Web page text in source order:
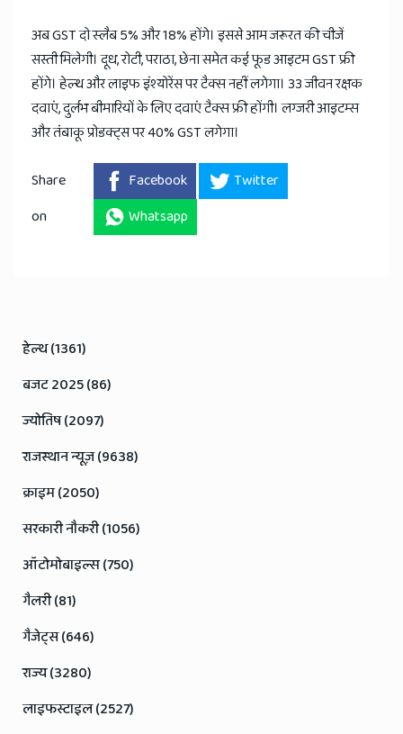
अब GST दो स्लैब 5% और 18% होंगे। इससे आम जरूरत की चीजें
सस्ती मिलेगी। दूध, रोटी, पराठा, छेना समेत कई फूड आइटम GST फ्री
होंगे। हेल्थ और लाइफ इंश्योरेंस पर टैक्स नहीं लगेगा। 33 जीवन रक्षक
दवाएं, दुर्लभ बीमारियों के लिए दवाएं टैक्स फ्री होंगी। लग्जरी आइटम्स
और तंबाकू प्रोडक्ट्स पर 40% GST लगेगा।
Share
on
Facebook
Twitter
Whatsapp
हेल्थ (1361)
बजट 2025 (86)
ज्योतिष (2097)
राजस्थान न्यूज़ (9638)
क्राइम (2050)
सरकारी नौकरी (1056)
ऑटोमोबाइल्स (750)
गैलरी (81)
गैजेट्स (646)
राज्य (3280)
लाइफस्टाइल (2527)